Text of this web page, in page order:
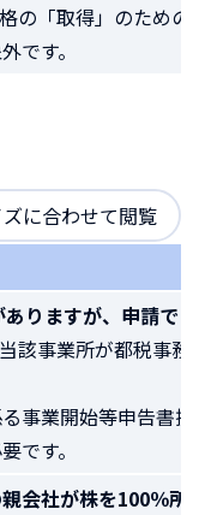
の「取得」のための
です。
に合わせて閲覧
りますが、申請でき
該事業所が都税事務
事業開始等申告書提
です。
会社が株を100％所